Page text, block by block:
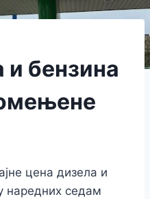
и бензина
цена дизела и
наредних седам